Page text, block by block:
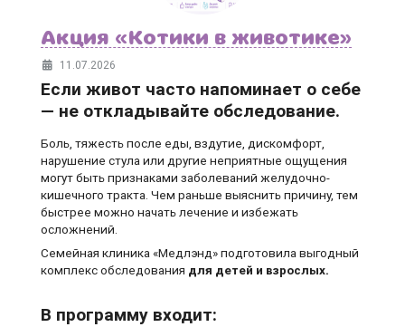
Акция «Котики в животике»
11.07.2026
Если живот часто напоминает о себе
— не откладывайте обследование.
Боль, тяжесть после еды, вздутие, дискомфорт,
нарушение стула или другие неприятные ощущения
могут быть признаками заболеваний желудочно-
кишечного тракта. Чем раньше выяснить причину, тем
быстрее можно начать лечение и избежать
осложнений.
Семейная клиника «Медлэнд» подготовила выгодный
комплекс обследования для детей и взрослых.
В программу входит: